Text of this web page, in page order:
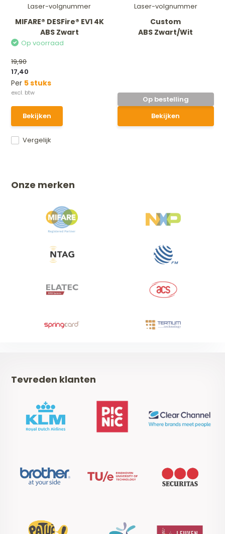
Laser-volgnummer
MIFARE® DESFire® EV1 4K
ABS Zwart
Vergelijk
Op voorraad
19,90
17,40
Per 5 stuks
Bekijken
Laser-volgnummer
Custom
ABS Zwart/Wit
Op bestelling
Bekijken
Onze merken
Tevreden klanten